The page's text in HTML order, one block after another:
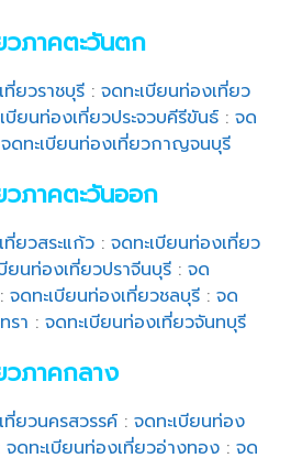
วภาคตะวันตก
ยวราชบุรี: จดทะเบียนท่องเที่ยว
บียนท่องเที่ยวประจวบคีรีขันธ์: จด
จดทะเบียนท่องเที่ยวกาญจนบุรี
วภาคตะวันออก
ยวสระแก้ว: จดทะเบียนท่องเที่ยว
ยนท่องเที่ยวปราจีนบุรี: จด
:จดทะเบียนท่องเที่ยวชลบุรี :จด
รา :จดทะเบียนท่องเที่ยวจันทบุรี
วภาคกลาง
ที่ยวนครสวรรค์: จดทะเบียนท่อง
จดทะเบียนท่องเที่ยวอ่างทอง: จด